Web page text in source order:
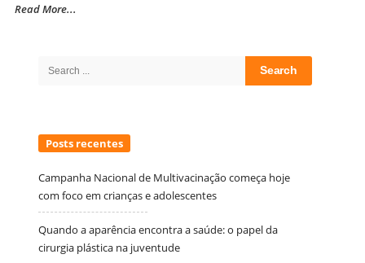
Read More...
Posts recentes
Campanha Nacional de Multivacinação começa hoje
com foco em crianças e adolescentes
Quando a aparência encontra a saúde: o papel da
cirurgia plástica na juventude